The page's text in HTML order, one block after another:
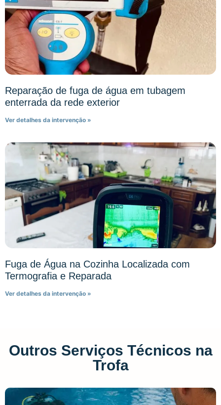
Reparação de fuga de água em tubagem
enterrada da rede exterior
Ver detalhes da intervenção »
Fuga de Água na Cozinha Localizada com
Termografia e Reparada
Ver detalhes da intervenção »
Outros Serviços Técnicos na
Trofa